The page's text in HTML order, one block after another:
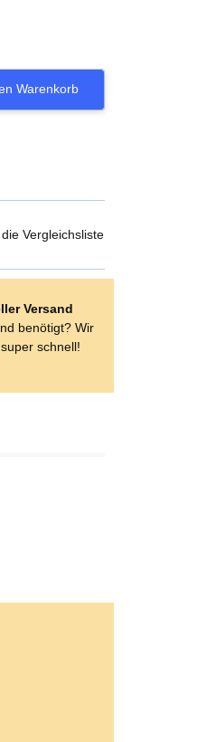
Warenkorb
Vergleichsliste
Versand
benötigt? Wir
schnell!